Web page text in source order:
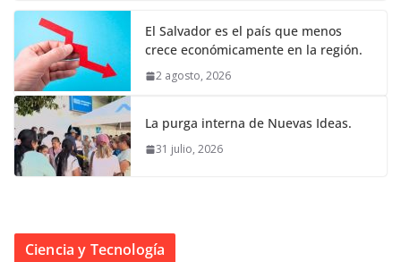
El Salvador es el país que menos
crece económicamente en la región.
2 agosto, 2026
La purga interna de Nuevas Ideas.
31 julio, 2026
Ciencia y Tecnología